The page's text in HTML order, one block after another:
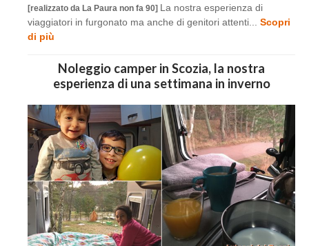
[realizzato da La Paura non fa 90] La nostra esperienza di
viaggiatori in furgonato ma anche di genitori attenti... Scopri
di più
Noleggio camper in Scozia, la nostra
esperienza di una settimana in inverno